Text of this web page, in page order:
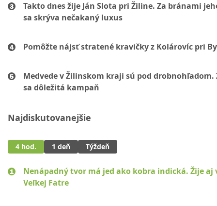
Takto dnes žije Ján Slota pri Žiline. Za bránami
sa skrýva nečakaný luxus
Pomôžte nájsť stratené kravičky z Kolárovíc pri
Medvede v Žilinskom kraji sú pod drobnohľadom.
sa dôležitá kampaň
Najdiskutovanejšie
4 hod. 1 deň Týždeň
Nenápadný tvor má jed ako kobra indická. Žije aj
Veľkej Fatre